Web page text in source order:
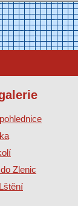
Zlenic